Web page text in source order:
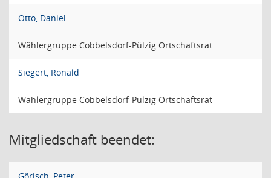
Otto, Daniel
Wählergruppe Cobbelsdorf-Pülzig Ortschaftsrat
Siegert, Ronald
Wählergruppe Cobbelsdorf-Pülzig Ortschaftsrat
Mitgliedschaft beendet: